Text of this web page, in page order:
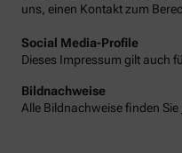
uns, einen Kontakt zum
Social Media-Profile
Dieses Impressum gilt auch
Bildnachweise
Alle Bildnachweise finden Sie